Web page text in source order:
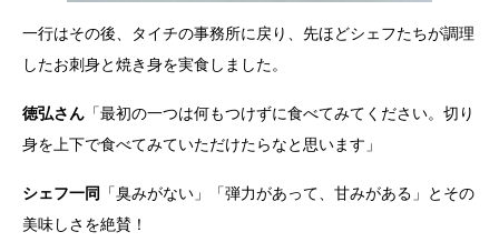
一行はその後、タイチの事務所に戻り、先ほどシェフたちが調理
したお刺身と焼き身を実食しました。
徳弘さん 「最初の一つは何もつけずに食べてみてください。切り
身を上下で食べてみていただけたらなと思います」
シェフ一同
「臭みがない」「弾力があって、甘みがある」とその
美味しさを絶賛！